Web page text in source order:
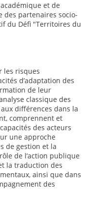
et de
des partenaires socio-
du Défi "Territoires du
les risques
d’adaptation des
de leur
classique des
différences dans la
comprennent et
des acteurs
une approche
de gestion et la
de l’action publique
la traduction des
ainsi que dans
des